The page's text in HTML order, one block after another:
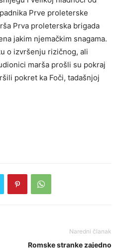
Prve proleterske
Prva proleterska brigada
jakim njemačkim snagama.
o izvršenju rizičnog, ali
marša prošli su pokraj
pokret ka Foči, tadašnjoj
Naredni članak
Romske stranke zajedno